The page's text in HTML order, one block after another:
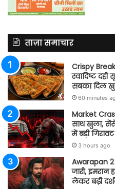
ताज़ा समाचार
Crispy
स्वादिष्ट
सबका दिल
60 minutes
Market
साथ खुला,
में बड़ी गिरावट
3 hours ago
Awarapan
जारी, इमरान
लेकर बढ़ी